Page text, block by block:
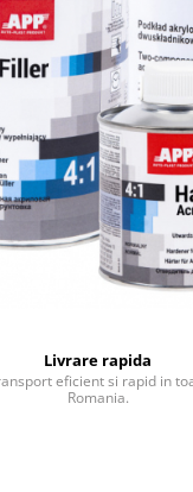
Livrare rapida
eficient si rapid in
Romania.